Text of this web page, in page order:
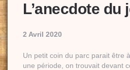
L’anecdote du
2 Avril 2020
Un petit coin du parc parait être
une période, on trouvait devant